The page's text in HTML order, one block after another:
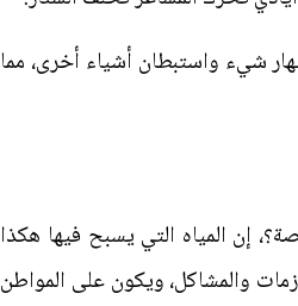
شيء واستبطان أشياء أخرى، مما
إن المياه التي يسبح فيها هكذا
والمشاكل، ويكون على المواطن